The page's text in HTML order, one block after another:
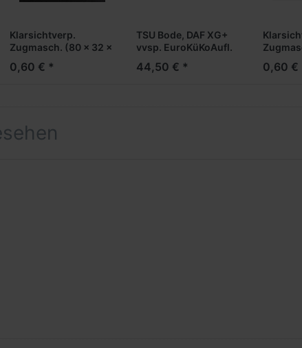
Klarsichtverp.
Zugmasch. (80 x 32 x
0,60 € *
TSU Bode, DAF XG+
vvsp. EuroKüKoAufl.
44,50 € * 0,60 €